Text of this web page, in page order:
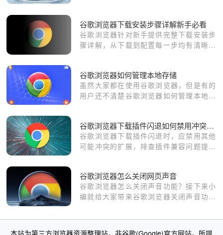
谷歌浏览器下载安装步骤详解新手必看
谷歌浏览器针对新手提供完整下载安装步
骤详解，从下载到配置每一步均有清晰指
谷歌浏览器如何管理本地存储
虽然大家都在使用谷歌浏览器，但是有的
用户还不清楚谷歌浏览器如何管理本地存
谷歌浏览器下载插件闪退如何禁用冲突扩展
谷歌浏览器下载插件闪退时，应禁用其他
可能冲突的扩展，排查插件兼容问题提升
谷歌浏览器怎么关闭网页声音
谷歌浏览器怎么关闭声音功能？接下来小
编就给大家带来谷歌浏览器关闭声音功能
本站为第三方浏览器资源整理站，非谷歌(Google)官方网站。所提